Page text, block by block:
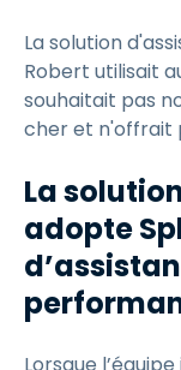
La solution
Robert utilisait
souhaitait pas
cher et n'offrait
La
adopte